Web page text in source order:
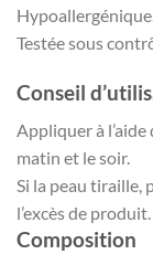
Hypoallergénique.
Testée sous
Conseil
Appliquer à l’aide
matin et le soir.
Si la peau tiraille,
l’excès de produit.
Composition